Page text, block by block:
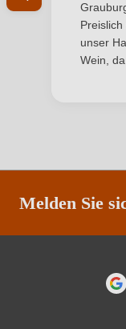
Durchschnittliche
unser
Wein,
Melden Sie